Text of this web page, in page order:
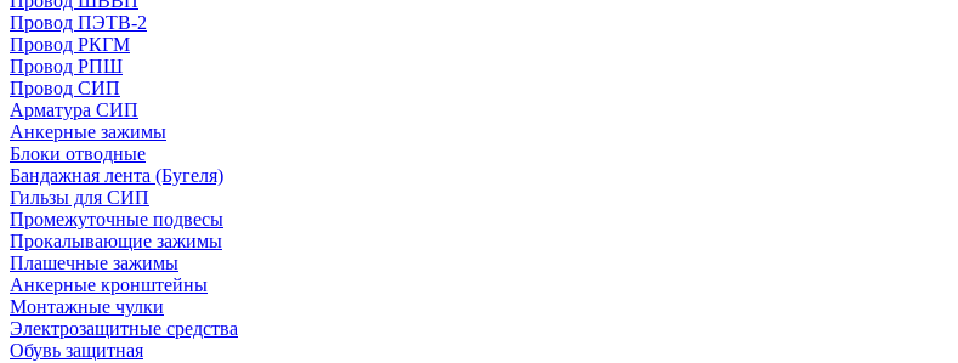
Провод ПЭТВ-2
Провод РКГМ
Провод РПШ
Провод СИП
Арматура СИП
Анкерные зажимы
Блоки отводные
Бандажная лента (Бугеля)
Гильзы для СИП
Промежуточные подвесы
Прокалывающие зажимы
Плашечные зажимы
Анкерные кронштейны
Монтажные чулки
Электрозащитные средства
Обувь защитная